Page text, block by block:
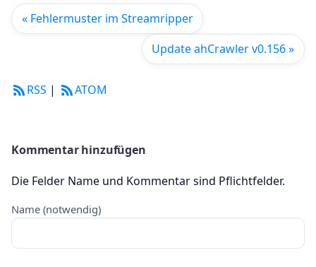
Update ahCrawler v0.156 »
« Fehlermuster im Streamripper
RSS | ATOM
Kommentar hinzufügen
Die Felder Name und Kommentar sind Pflichtfelder.
Name (notwendig)